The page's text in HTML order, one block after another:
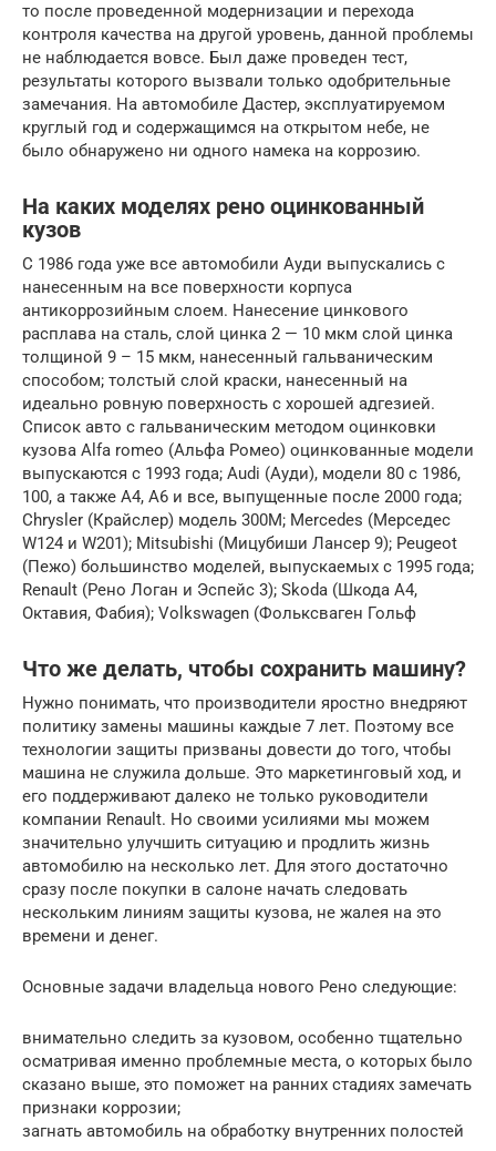
то после проведенной модернизации и перехода
контроля качества на другой уровень, данной проблемы
не наблюдается вовсе. Был даже проведен тест,
результаты которого вызвали только одобрительные
замечания. На автомобиле Дастер, эксплуатируемом
круглый год и содержащимся на открытом небе, не
было обнаружено ни одного намека на коррозию.
На каких моделях рено оцинкованный
кузов
С 1986 года уже все автомобили Ауди выпускались с
нанесенным на все поверхности корпуса
антикоррозийным слоем. Нанесение цинкового
расплава на сталь, слой цинка 2 — 10 мкм слой цинка
толщиной 9 – 15 мкм, нанесенный гальваническим
способом; толстый слой краски, нанесенный на
идеально ровную поверхность с хорошей адгезией.
Список авто с гальваническим методом оцинковки
кузова Аlfa romeo (Альфа Ромео) оцинкованные модели
выпускаются с 1993 года; Audi (Ауди), модели 80 с 1986,
100, а также А4, А6 и все, выпущенные после 2000 года;
Chrysler (Крайслер) модель 300М; Mercedes (Мерседес
W124 и W201); Mitsubishi (Мицубиши Лансер 9); Peugeot
(Пежо) большинство моделей, выпускаемых с 1995 года;
Renault (Рено Логан и Эспейс 3); Skoda (Шкода А4,
Октавия, Фабия); Volkswagen (Фольксваген Гольф
Что же делать, чтобы сохранить машину?
Нужно понимать, что производители яростно внедряют
политику замены машины каждые 7 лет. Поэтому все
технологии защиты призваны довести до того, чтобы
машина не служила дольше. Это маркетинговый ход, и
его поддерживают далеко не только руководители
компании Renault. Но своими усилиями мы можем
значительно улучшить ситуацию и продлить жизнь
автомобилю на несколько лет. Для этого достаточно
сразу после покупки в салоне начать следовать
нескольким линиям защиты кузова, не жалея на это
времени и денег.
Основные задачи владельца нового Рено следующие:
внимательно следить за кузовом, особенно тщательно
осматривая именно проблемные места, о которых было
сказано выше, это поможет на ранних стадиях замечать
признаки коррозии;
загнать автомобиль на обработку внутренних полостей